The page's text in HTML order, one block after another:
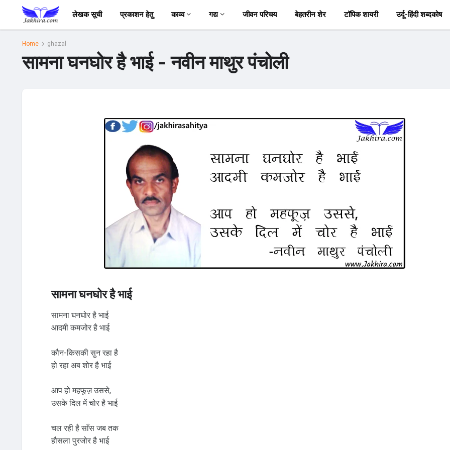
लेखक सूची प्रकाशन हेतु काव्य गद्य जीवन परिचय बेहतरीन शेर टॉपिक शायरी उर्दू-हिंदी शब्दकोष
Home ghazal
सामना घनघोर है भाई - नवीन माथुर पंचोली
सामना घनघोर है भाई
सामना घनघोर है भाई
आदमी कमजोर है भाई
कौन-किसकी सुन रहा है
हो रहा अब शोर है भाई
आप हो महफूज़ उससे,
उसके दिल में चोर है भाई
चल रही है साँस जब तक
हौसला पुरजोर है भाई